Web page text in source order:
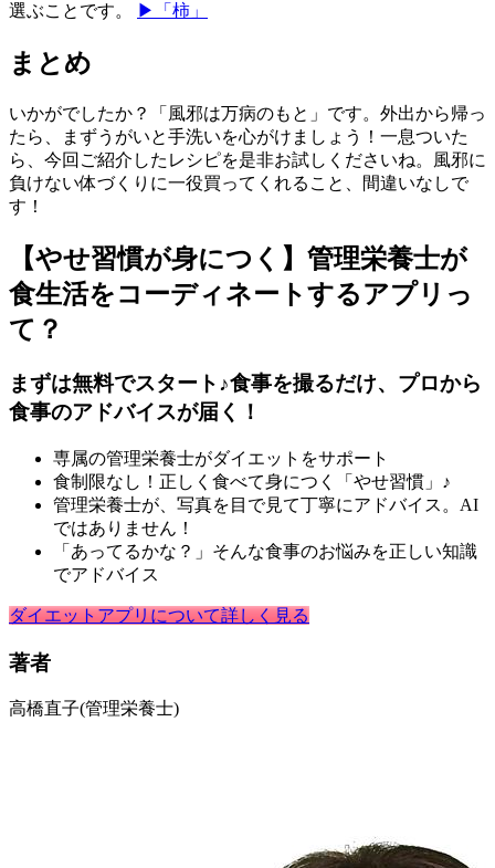
選ぶことです。
▶「柿」
まとめ
いかがでしたか？「風邪は万病のもと」です。外出から帰っ
たら、まずうがいと手洗いを心がけましょう！一息ついた
ら、今回ご紹介したレシピを是非お試しくださいね。風邪に
負けない体づくりに一役買ってくれること、間違いなしで
す！
【やせ習慣が身につく】管理栄養士が
食生活をコーディネートするアプリっ
て？
まずは無料でスタート♪食事を撮るだけ、プロから
食事のアドバイスが届く！
専属の管理栄養士がダイエットをサポート
食制限なし！正しく食べて身につく「やせ習慣」♪
管理栄養士が、写真を目で見て丁寧にアドバイス。AI
ではありません！
「あってるかな？」そんな食事のお悩みを正しい知識
でアドバイス
ダイエットアプリについて詳しく見る
著者
高橋直子(管理栄養士)